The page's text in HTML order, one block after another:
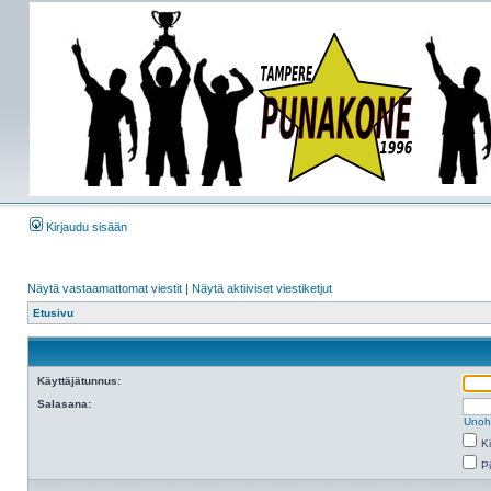
Kirjaudu sisään
Näytä vastaamattomat viestit | Näytä aktiiviset viestiketjut
Etusivu
Käyttäjätunnus:
Salasana: